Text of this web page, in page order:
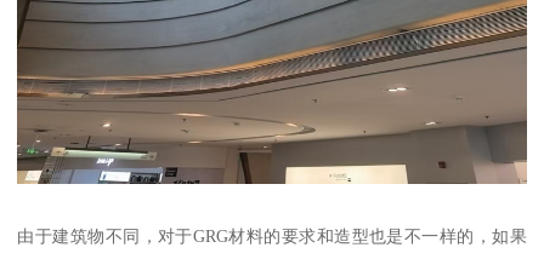
由于建筑物不同，对于GRG材料的要求和造型也是不一样的，如果